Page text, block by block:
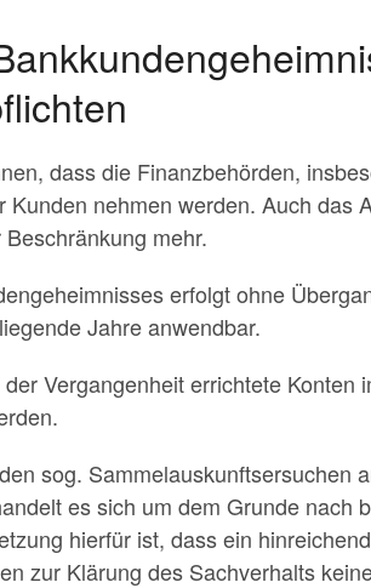
dass die Finanzbehörden,
Kunden nehmen werden. Auch das
mehr.
erfolgt ohne
Jahre anwendbar.
Vergangenheit errichtete Konten
sog. Sammelauskunftsersuchen
es sich um dem Grunde nach
hierfür ist, dass ein
zur Klärung des Sachverhalts